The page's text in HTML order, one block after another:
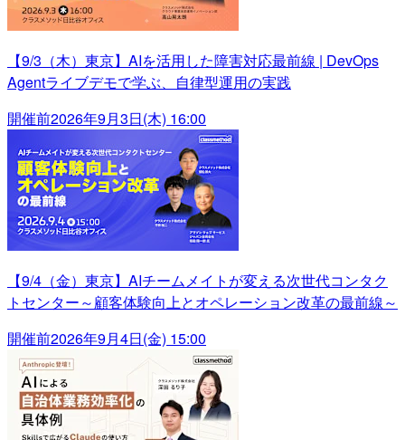
【9/3（木）東京】AIを活用した障害対応最前線 | DevOps
Agentライブデモで学ぶ、自律型運用の実践
開催前2026年9月3日(木) 16:00
【9/4（金）東京】AIチームメイトが変える次世代コンタク
トセンター～顧客体験向上とオペレーション改革の最前線～
開催前2026年9月4日(金) 15:00